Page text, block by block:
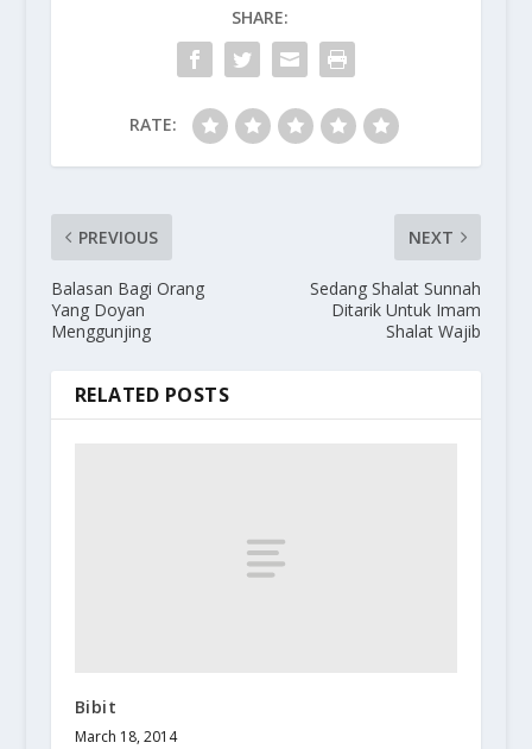
SHARE:
RATE:
PREVIOUS
Balasan Bagi Orang
Yang Doyan
Menggunjing
NEXT
Sedang Shalat Sunnah
Ditarik Untuk Imam
Shalat Wajib
RELATED POSTS
Bibit
March 18, 2014